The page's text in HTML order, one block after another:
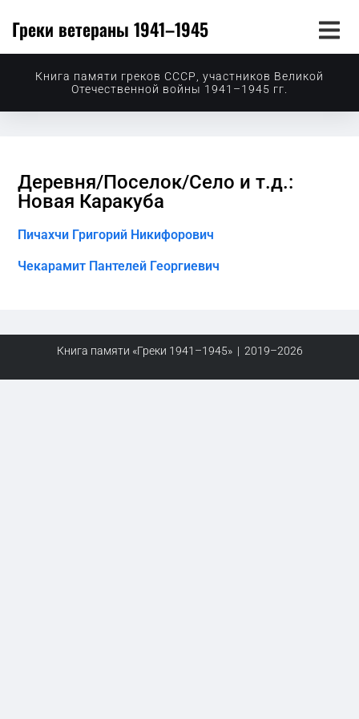
Греки ветераны 1941–1945
Книга памяти греков СССР, участников Великой
Отечественной войны 1941–1945 гг.
Деревня/Поселок/Село и т.д.:
Новая Каракуба
Пичахчи Григорий Никифорович
Чекарамит Пантелей Георгиевич
Книга памяти «Греки 1941–1945» | 2019–2026